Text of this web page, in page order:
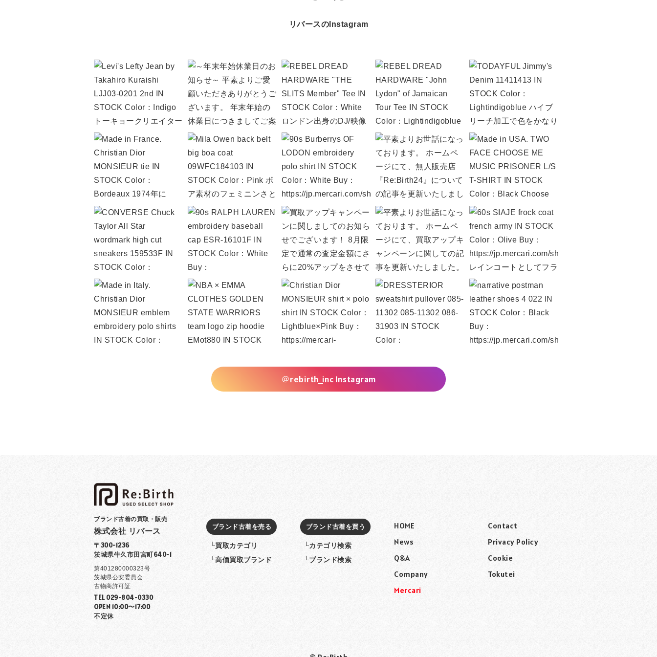
リバースのInstagram
＠rebirth_inc Instagram
ブランド古着の買取・販売
株式会社 リバース
〒300-1236
茨城県牛久市田宮町640-1
第401280000323号
茨城県公安委員会
古物商許可証
TEL 029-804-0330
OPEN 10:00〜17:00
不定休
ブランド古着を売る
└買取カテゴリ
└高価買取ブランド
ブランド古着を買う
└カテゴリ検索
└ブランド検索
HOME
News
Q&A
Company
Mercari
Contact
Privacy Policy
Cookie
Tokutei